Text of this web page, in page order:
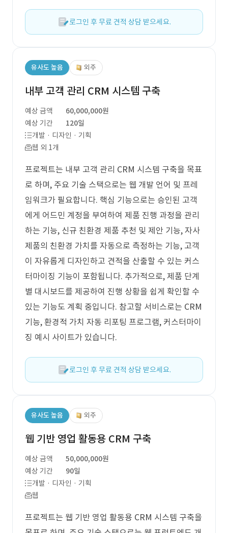
로그인 후 무료 견적 상담 받으세요.
유사도 높음 외주
내부 고객 관리 CRM 시스템 구축
예상 금액
60,000,000원
예상 기간
120일
개발 · 디자인 · 기획
웹 외 1개
프로젝트는 내부 고객 관리 CRM 시스템 구축을 목표
로 하며, 주요 기술 스택으로는 웹 개발 언어 및 프레
임워크가 필요합니다. 핵심 기능으로는 승인된 고객
에게 어드민 계정을 부여하여 제품 진행 과정을 관리
하는 기능, 신규 친환경 제품 추천 및 제안 기능, 자사
제품의 친환경 가치를 자동으로 측정하는 기능, 고객
이 자유롭게 디자인하고 견적을 산출할 수 있는 커스
터마이징 기능이 포함됩니다. 추가적으로, 제품 단계
별 대시보드를 제공하여 진행 상황을 쉽게 확인할 수
있는 기능도 계획 중입니다. 참고할 서비스로는 CRM
기능, 환경적 가치 자동 리포팅 프로그램, 커스터마이
징 예시 사이트가 있습니다.
로그인 후 무료 견적 상담 받으세요.
유사도 높음 외주
웹 기반 영업 활동용 CRM 구축
예상 금액
50,000,000원
예상 기간
90일
개발 · 디자인 · 기획
웹
프로젝트는 웹 기반 영업 활동용 CRM 시스템 구축을